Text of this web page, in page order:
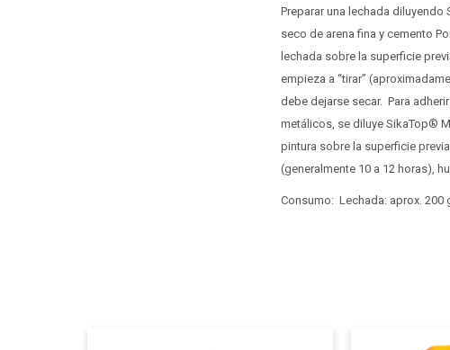
Preparar una lechada
seco de arena fina y cemento
lechada sobre la superficie
empieza a “tirar”
debe dejarse secar. Para
metálicos, se diluye SikaTop®
pintura sobre la superficie
(generalmente 10 a 12 horas),
Consumo: Lechada: aprox. 200